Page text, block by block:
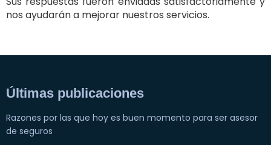
nos ayudarán a mejorar nuestros servicios.
Últimas publicaciones
Razones por las que hoy es buen momento para ser asesor
de seguros